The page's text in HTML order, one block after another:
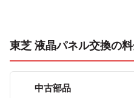
東芝 液晶パネル交換の
中古部品